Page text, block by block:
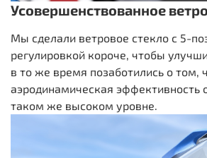
Усовершенствованное
Мы сделали ветровое стекло с 5-
регулировкой короче, чтобы
в то же время позаботились о том,
аэродинамическая эффективность
таком же высоком уровне.